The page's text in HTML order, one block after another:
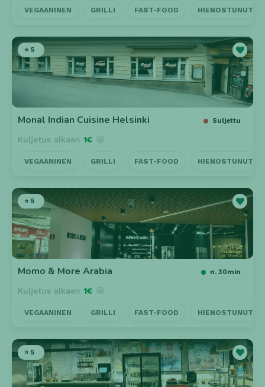
VEGAANINEN GRILLI FAST-FOOD HIENOSTUNUT
⭐ 5
Monal Indian Cuisine Helsinki Suljettu
Kuljetus alkaen 1€ 🤩
VEGAANINEN GRILLI FAST-FOOD HIENOSTUNUT
⭐ 5
Momo & More Arabia n. 30min
Kuljetus alkaen 1€ 🤩
VEGAANINEN GRILLI FAST-FOOD HIENOSTUNUT
⭐ 5